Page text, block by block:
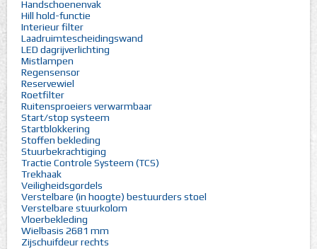
Handschoenenvak
Hill hold-functie
Interieur filter
Laadruimtescheidingswand
LED dagrijverlichting
Mistlampen
Regensensor
Reservewiel
Roetfilter
Ruitensproeiers verwarmbaar
Start/stop systeem
Startblokkering
Stoffen bekleding
Stuurbekrachtiging
Tractie Controle Systeem (TCS)
Trekhaak
Veiligheidsgordels
Verstelbare (in hoogte) bestuurders stoel
Verstelbare stuurkolom
Vloerbekleding
Wielbasis 2681 mm
Zijschuifdeur rechts